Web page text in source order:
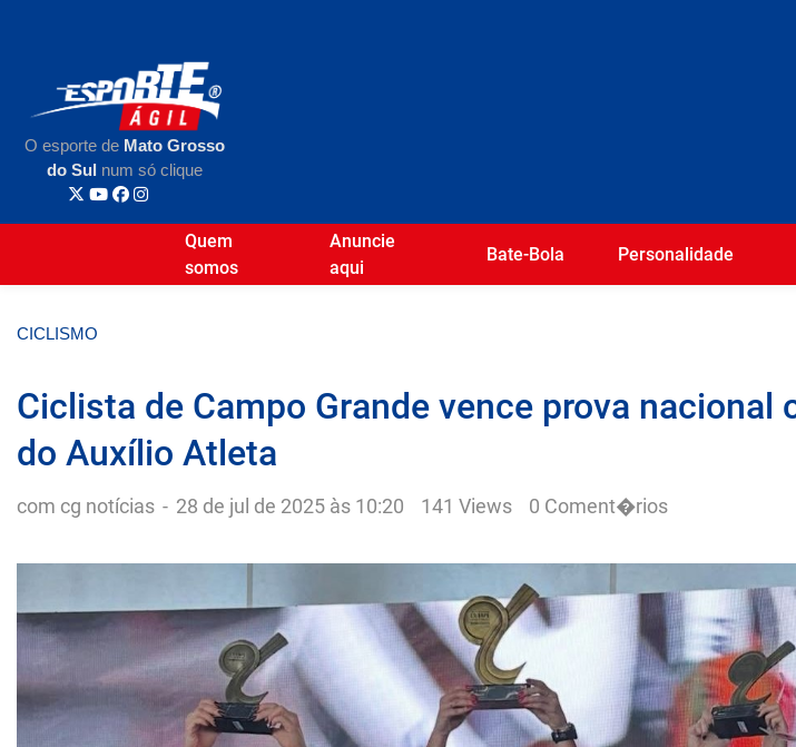
O esporte de Mato Grosso
do Sul num só clique
Quem
somos
Anuncie
aqui
Bate-Bola Personalidade
CICLISMO
Ciclista de Campo Grande vence prova nacional
do Auxílio Atleta
com cg notícias - 28 de jul de 2025 às 10:20 141 Views 0 Coment�rios